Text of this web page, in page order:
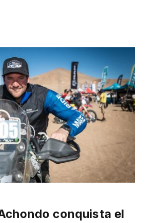
conquista el